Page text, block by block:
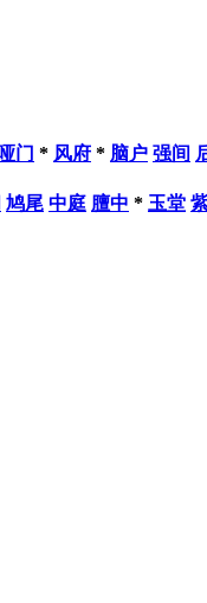
门 * 风府 * 脑户 强间
鸠尾 中庭 膻中 * 玉堂